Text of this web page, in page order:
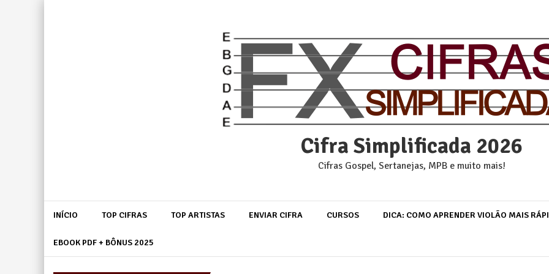
Cifra Simplificada 2026
Cifras Gospel, Sertanejas, MPB e muito mais!
INÍCIO TOP CIFRAS TOP ARTISTAS ENVIAR CIFRA CURSOS DICA: COMO APRENDER VIOLÃO MAIS
EBOOK PDF + BÔNUS 2025